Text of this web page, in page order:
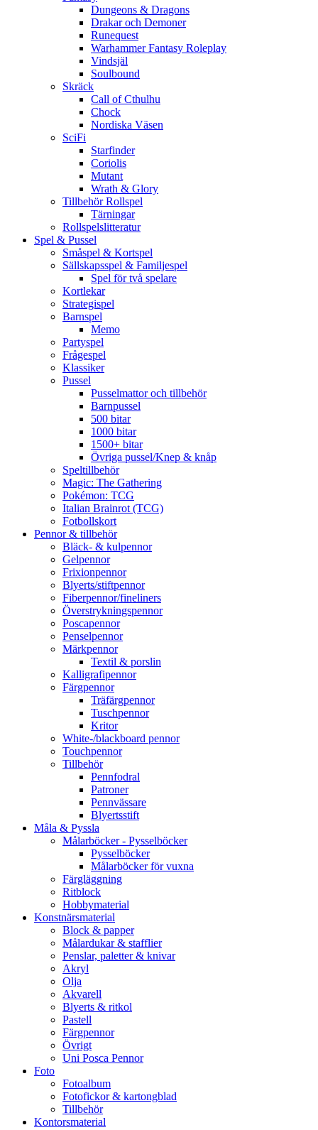
Dungeons & Dragons
Drakar och Demoner
Runequest
Warhammer Fantasy Roleplay
Vindsjäl
Soulbound
Skräck
Call of Cthulhu
Chock
Nordiska Väsen
SciFi
Starfinder
Coriolis
Mutant
Wrath & Glory
Tillbehör Rollspel
Tärningar
Rollspelslitteratur
Spel & Pussel
Småspel & Kortspel
Sällskapsspel & Familjespel
Spel för två spelare
Kortlekar
Strategispel
Barnspel
Memo
Partyspel
Frågespel
Klassiker
Pussel
Pusselmattor och tillbehör
Barnpussel
500 bitar
1000 bitar
1500+ bitar
Övriga pussel/Knep & knåp
Speltillbehör
Magic: The Gathering
Pokémon: TCG
Italian Brainrot (TCG)
Fotbollskort
Pennor & tillbehör
Bläck- & kulpennor
Gelpennor
Frixionpennor
Blyerts/stiftpennor
Fiberpennor/fineliners
Överstrykningspennor
Poscapennor
Penselpennor
Märkpennor
Textil & porslin
Kalligrafipennor
Färgpennor
Träfärgpennor
Tuschpennor
Kritor
White-/blackboard pennor
Touchpennor
Tillbehör
Pennfodral
Patroner
Pennvässare
Blyertsstift
Måla & Pyssla
Målarböcker - Pysselböcker
Pysselböcker
Målarböcker för vuxna
Färgläggning
Ritblock
Hobbymaterial
Konstnärsmaterial
Block & papper
Målardukar & stafflier
Penslar, paletter & knivar
Akryl
Olja
Akvarell
Blyerts & ritkol
Pastell
Färgpennor
Övrigt
Uni Posca Pennor
Foto
Fotoalbum
Fotofickor & kartongblad
Tillbehör
Kontorsmaterial